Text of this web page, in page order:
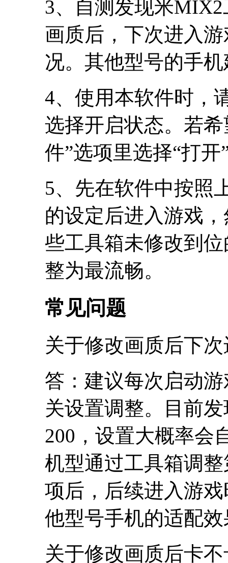
3、自测发现米
画质后，下次进入
况。其他型号的手
4、使用本软件时，
选择开启状态。若
件”选项里选择“打开
5、先在软件中按照
的设定后进入游戏
些工具箱未修改到
整为最流畅。
常见问题
关于修改画质后下
答：建议每次启动
关设置调整。目前
200，设置大概率会
机型通过工具箱调
项后，后续进入游
他型号手机的适配
关于修改画质后卡